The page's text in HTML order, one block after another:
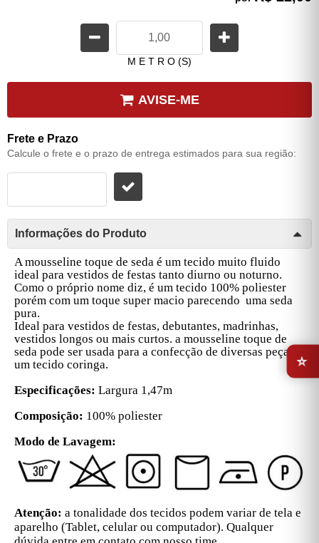
M E T R O (S)
AVISE-ME
Frete e Prazo
Calcule o frete e o prazo de entrega estimados para sua região:
Informações do Produto
A mousseline toque de seda é um tecido muito fluido
ideal para vestidos de festas tanto diurno ou noturno.
Como o próprio nome diz, é um tecido 100% poliester
porém com um toque super macio parecendo uma seda
pura.
Ideal para vestidos de festas, debutantes, madrinhas,
vestidos longos ou mais curtos. a mousseline toque de
seda pode ser usada para a confecção de diversas peças ,
um tecido coringa.
Especificações: Largura 1,47m
Composição: 100% poliester
Modo de Lavagem:
Atenção: a tonalidade dos tecidos podem variar de tela e
aparelho (Tablet, celular ou computador). Qualquer
⭐